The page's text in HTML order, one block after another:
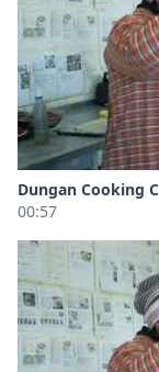
Dungan Cooking
00:57